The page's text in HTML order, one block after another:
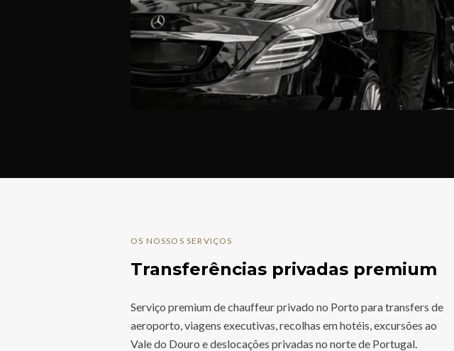
OS NOSSOS SERVIÇOS
Transferências privadas premium
Serviço premium de chauffeur privado no Porto para transfers de
aeroporto, viagens executivas, recolhas em hotéis, excursões ao
Vale do Douro e deslocações privadas no norte de Portugal.